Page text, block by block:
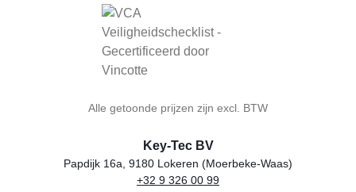
Alle getoonde prijzen zijn excl. BTW
Winkelnaam
Key-Tec BV
Adres
Papdijk 16a, 9180 Lokeren (Moerbeke-Waas)
Telefoon
+32 9 326 00 99
E-mail
BTW-nummer